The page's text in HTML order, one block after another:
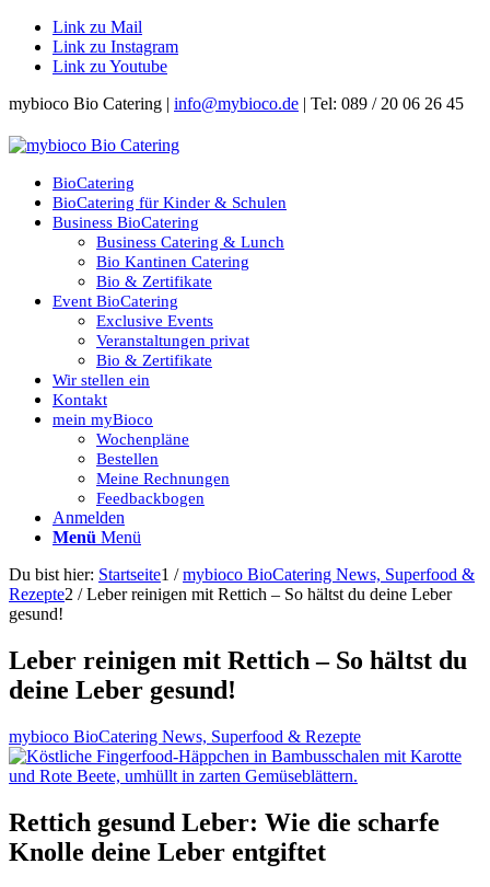
Link zu Mail
Link zu Instagram
Link zu Youtube
mybioco Bio Catering | info@mybioco.de | Tel: 089 / 20 06 26 45
BioCatering
BioCatering für Kinder & Schulen
Business BioCatering
Business Catering & Lunch
Bio Kantinen Catering
Bio & Zertifikate
Event BioCatering
Exclusive Events
Veranstaltungen privat
Bio & Zertifikate
Wir stellen ein
Kontakt
mein myBioco
Wochenpläne
Bestellen
Meine Rechnungen
Feedbackbogen
Anmelden
Menü Menü
Du bist hier: Startseite1 / mybioco BioCatering News, Superfood &
Rezepte2 / Leber reinigen mit Rettich – So hältst du deine Leber
gesund!
Leber reinigen mit Rettich – So hältst du
deine Leber gesund!
mybioco BioCatering News, Superfood & Rezepte
Rettich gesund Leber: Wie die scharfe
Knolle deine Leber entgiftet